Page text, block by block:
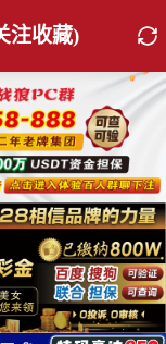
注收藏)